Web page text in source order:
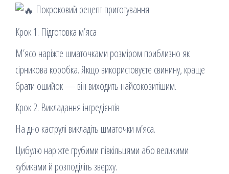
Покроковий рецепт приготування
Крок 1. Підготовка м’яса
М’ясо наріжте шматочками розміром приблизно як
сірникова коробка. Якщо використовуєте свинину, краще
брати ошийок — він виходить найсоковитішим.
Крок 2. Викладання інгредієнтів
На дно каструлі викладіть шматочки м’яса.
Цибулю наріжте грубими півкільцями або великими
кубиками й розподіліть зверху.